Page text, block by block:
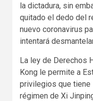
la dictadura, sin
quitado el dedo del
nuevo coronavirus
intentará
La ley de Derechos
Kong le permite a
privilegios que tiene
régimen de Xi